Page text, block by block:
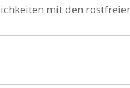
mit den